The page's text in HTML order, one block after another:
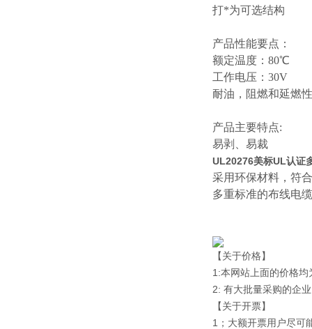
打*为可选结构
产品性能要点：
额定温度： 80℃
工作电压： 30V
耐油，阻燃和延燃
产品主要特点:
易剥、易裁
UL20276美标UL认证
采用环保材料，符合
多重标准的布线电缆
【关于价格】
1:本网站上面的价格
2: 有大批量采购的企
【关于开票】
1；大额开票用户尽可